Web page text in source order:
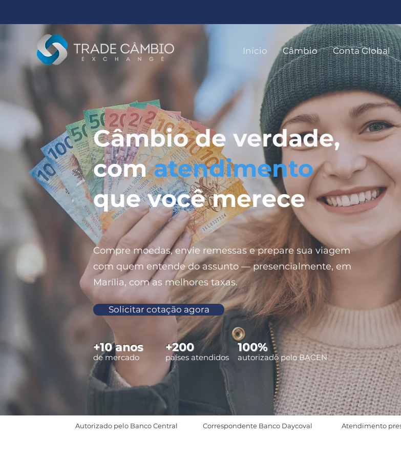
Início Câmbio Conta Global
Câmbio de verdade,
comatendimento
que você merece
Compre moedas, envie remessas e prepare sua viagem
com quem entende do assunto — presencialmente, em
Marília, com as melhores taxas.
Solicitar cotação agora
+10 anos
de mercado
+200
países atendidos
100%
autorizado pelo BACEN
Autorizado pelo Banco Central Correspondente Banco Daycoval Atendimento